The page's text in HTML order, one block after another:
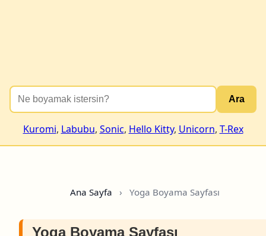
Ara
Kuromi, Labubu, Sonic, Hello Kitty, Unicorn, T-Rex
Ana Sayfa › Yoga Boyama Sayfası
Yoga Boyama Sayfası